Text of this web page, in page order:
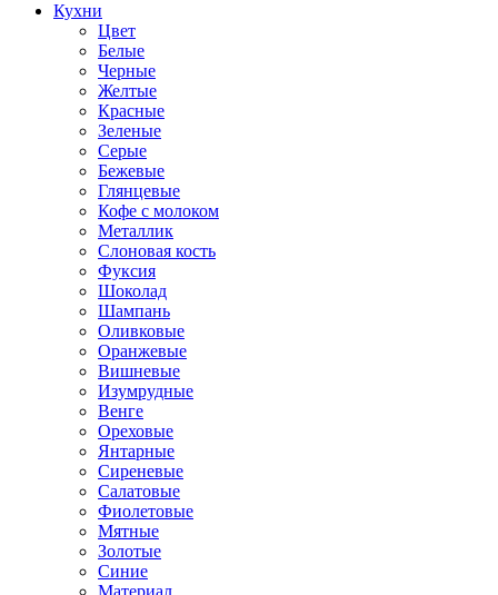
Кухни
Цвет
Белые
Черные
Желтые
Красные
Зеленые
Серые
Бежевые
Глянцевые
Кофе с молоком
Металлик
Слоновая кость
Фуксия
Шоколад
Шампань
Оливковые
Оранжевые
Вишневые
Изумрудные
Венге
Ореховые
Янтарные
Сиреневые
Салатовые
Фиолетовые
Мятные
Золотые
Синие
Материал